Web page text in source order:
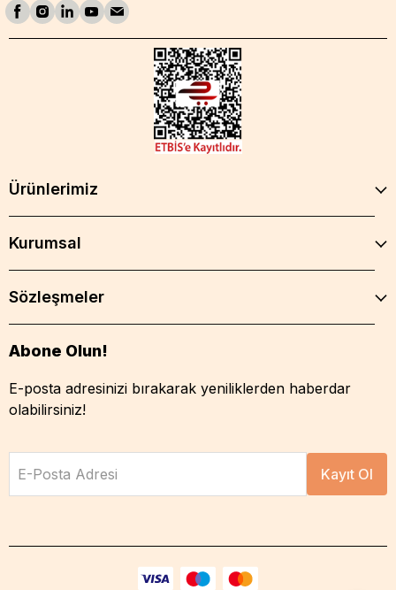
Ürünlerimiz
Kurumsal
Sözleşmeler
Abone Olun!
E-posta adresinizi bırakarak yeniliklerden haberdar
olabilirsiniz!
E-Posta Adresi Kayıt Ol